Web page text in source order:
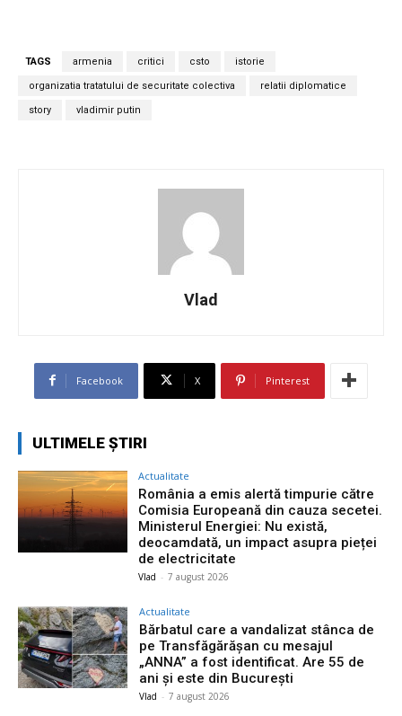
TAGS armenia critici csto istorie
organizatia tratatului de securitate colectiva relatii diplomatice
story vladimir putin
Vlad
Facebook X Pinterest
ULTIMELE ȘTIRI
Actualitate
România a emis alertă timpurie către
Comisia Europeană din cauza secetei.
Ministerul Energiei: Nu există,
deocamdată, un impact asupra pieței
de electricitate
Vlad - 7 august 2026
Actualitate
Bărbatul care a vandalizat stânca de
pe Transfăgărășan cu mesajul
„ANNA” a fost identificat. Are 55 de
ani și este din București
Vlad - 7 august 2026